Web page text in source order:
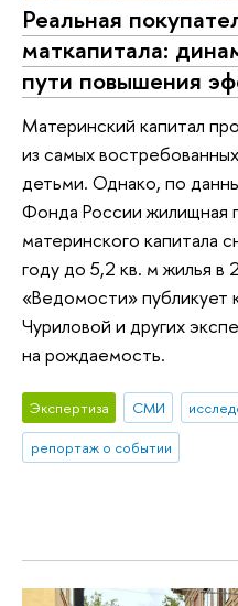
Реальная
маткапитала:
пути повышения
Материнский капитал
из самых
детьми. Однако, по
Фонда России жилищная
материнского капитала
году до 5,2 кв. м жилья в
«Ведомости» публикует
Чуриловой и других
на рождаемость.
Экспертиза СМИ
репортаж о событии